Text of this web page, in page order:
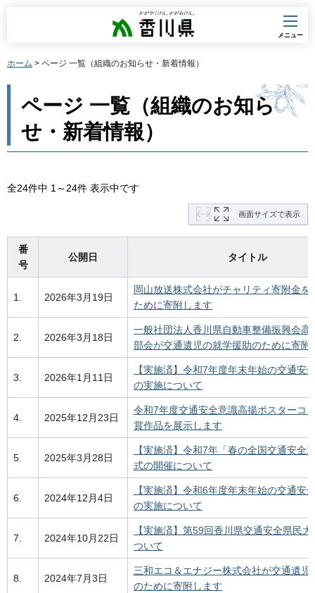
香川県
メニュー
ホーム > ページ 一覧（組織のお知らせ・新着情報）
ページ 一覧（組織のお知ら
せ・新着情報）
全24件中 1～24件 表示中です
画面サイズで表示
番
号
公開日 タイトル
1. 2026年3月19日
岡山放送株式会社がチャリティ寄附金を
ために寄附します
2. 2026年3月18日
一般社団法人香川県自動車整備振興会高
部会が交通遺児の就学援助のために寄附
3. 2026年1月11日
【実施済】令和7年度年末年始の交通安
の実施について
4. 2025年12月23日
令和7年度交通安全意識高揚ポスターコ
賞作品を展示します
5. 2025年3月28日
【実施済】令和7年「春の全国交通安全
式の開催について
6. 2024年12月4日
【実施済】令和6年度年末年始の交通安
の実施について
7. 2024年10月22日
【実施済】第59回香川県交通安全県民
ついて
8. 2024年7月3日
三和エコ＆エナジー株式会社が交通遺児
のために寄附します